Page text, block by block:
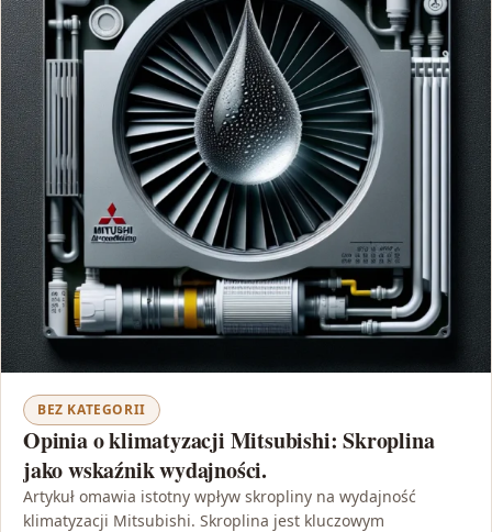
BEZ KATEGORII
Opinia o klimatyzacji Mitsubishi: Skroplina
jako wskaźnik wydajności.
Artykuł omawia istotny wpływ skropliny na wydajność
klimatyzacji Mitsubishi. Skroplina jest kluczowym